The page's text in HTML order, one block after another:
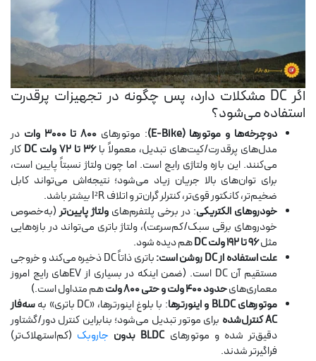
اگر DC مشکلات دارد، پس چگونه در تجهیزات پرقدرت
استفاده می‌شود؟
دوچرخه‌ها و موتورها (E-Bike) : موتورهای ۸۰۰ تا ۳۰۰۰ وات
در
مدل‌های پرقدرت/کیت‌های تبدیل، معمولاً با۳۶ تا ۷۲ ولت DC
کار
می‌کنند. این بازه ولتاژی رایج است. اما چون ولتاژ نسبتاً پایین است،
برای توان‌های بالا جریان زیاد می‌شود؛ نتیجه‌اش می‌تواند کابل
ضخیم‌تر، کانکتور قوی‌تر، کنترلر گران‌تر و اتلاف I²R بیشتر باشد.
خودروهای الکتریکی: در برخی پلتفرم‌های ولتاژ پایین‌تر(به‌خصوص
خودروهای برقی سبک/کم‌سرعت)، ولتاژ باتری می‌تواند در بازه‌هایی
مثل۹۶ تا ۱۹۲ ولت DC
هم دیده شود.
علت استفاده از DC روشن است:
باتری ذاتاً DC ذخیره می‌کند و خروجی
مستقیم آن DC است. (ضمن اینکه در بسیاری از EVهای رایج امروز
معماری‌هایحدود ۴۰۰ ولت و حتی ۸۰۰ ولت
هم متداول است.)
موتورهای BLDC و اینورترها
: با بلوغ اینورترها، «DC باتری» به
سه‌فاز
AC کنترل‌شده
برای موتور تبدیل می‌شود؛ بنابراین کنترل دور/گشتاور
دقیق‌تر شده و موتورهایBLDC بدون جاروبک (کم‌استهلاک‌تر)
فراگیرتر شدند.